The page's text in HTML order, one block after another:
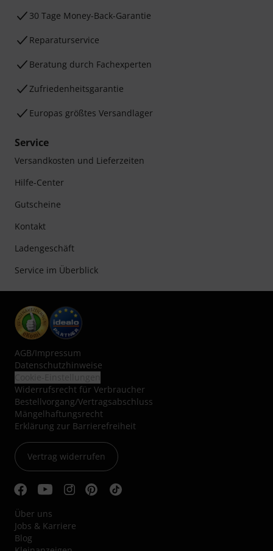
30 Tage Money-Back-Garantie
Reparaturservice
Beratung durch Fachexperten
Zufriedenheitsgarantie
Europas größtes Versandlager
Service
Versandkosten und Lieferzeiten
Hilfe-Center
Gutscheine
Kontakt
Ladengeschäft
Service im Überblick
AGB/Impressum
Datenschutzhinweise
Widerrufsrecht für Verbraucher
Bestellvorgang/Vertragsabschluss
Mängelhaftungsrecht
Erklärung zur Barrierefreiheit
Vertrag widerrufen
Über uns
Jobs & Karriere
Blog